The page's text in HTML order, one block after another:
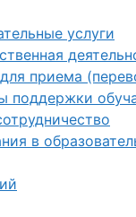
услуги
приема
поддержки
в